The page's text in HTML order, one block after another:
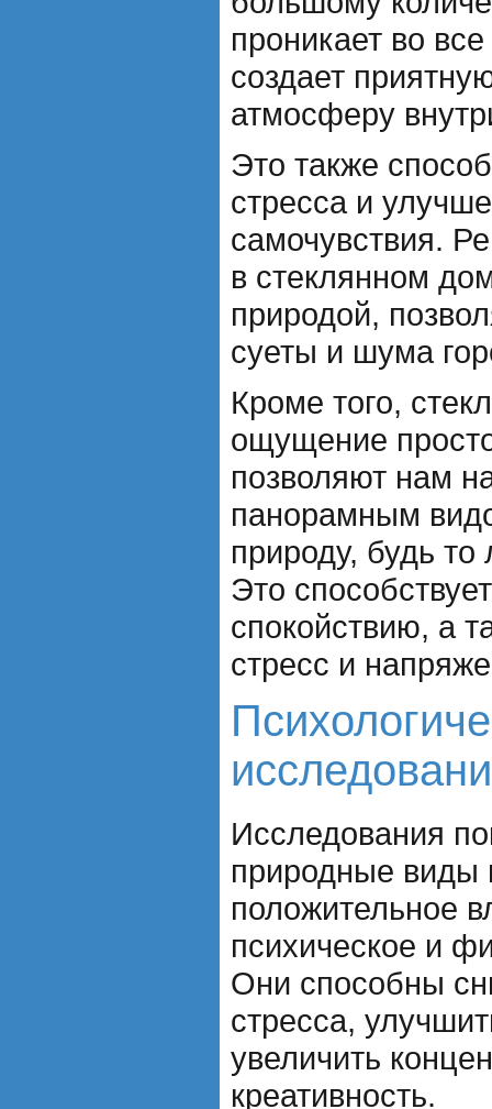
проникает во
создает
атмосферу
Это также
стресса и
самочувствия.
в стеклянном
природой,
суеты и шума
Кроме того,
ощущение
позволяют нам
панорамным
природу, будь
Это
спокойствию, а
стресс и
Исследования
природные
положительное
психическое и
Они способны
стресса,
увеличить
креативность.